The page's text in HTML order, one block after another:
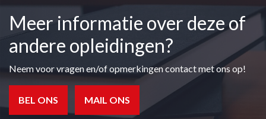
Meer informatie over deze of
andere opleidingen?
Neem voor vragen en/of opmerkingen contact met ons op!
BEL ONS MAIL ONS